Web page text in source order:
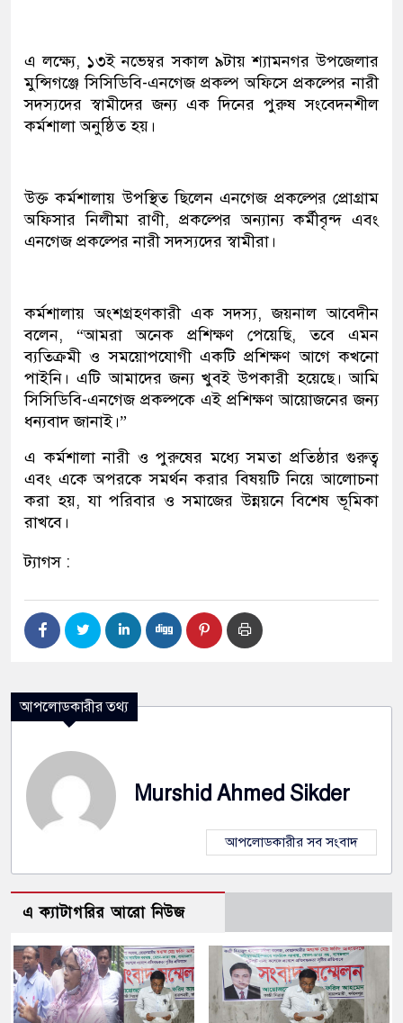
এ লক্ষ্যে, ১৩ই নভেম্বর সকাল ৯টায় শ্যামনগর উপজেলার
মুন্সিগঞ্জে সিসিডিবি-এনগেজ প্রকল্প অফিসে প্রকল্পের নারী
সদস্যদের স্বামীদের জন্য এক দিনের পুরুষ সংবেদনশীল
কর্মশালা অনুষ্ঠিত হয়।
উক্ত কর্মশালায় উপস্থিত ছিলেন এনগেজ প্রকল্পের প্রোগ্রাম
অফিসার নিলীমা রাণী, প্রকল্পের অন্যান্য কর্মীবৃন্দ এবং
এনগেজ প্রকল্পের নারী সদস্যদের স্বামীরা।
কর্মশালায় অংশগ্রহণকারী এক সদস্য, জয়নাল আবেদীন
বলেন, “আমরা অনেক প্রশিক্ষণ পেয়েছি, তবে এমন
ব্যতিক্রমী ও সময়োপযোগী একটি প্রশিক্ষণ আগে কখনো
পাইনি। এটি আমাদের জন্য খুবই উপকারী হয়েছে। আমি
সিসিডিবি-এনগেজ প্রকল্পকে এই প্রশিক্ষণ আয়োজনের জন্য
ধন্যবাদ জানাই।”
এ কর্মশালা নারী ও পুরুষের মধ্যে সমতা প্রতিষ্ঠার গুরুত্ব
এবং একে অপরকে সমর্থন করার বিষয়টি নিয়ে আলোচনা
করা হয়, যা পরিবার ও সমাজের উন্নয়নে বিশেষ ভূমিকা
রাখবে।
ট্যাগস :
আপলোডকারীর তথ্য
Murshid Ahmed Sikder
আপলোডকারীর সব সংবাদ
এ ক্যাটাগরির আরো নিউজ